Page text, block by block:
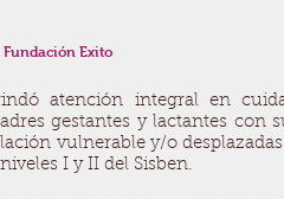
Fundación Exito
atención integral en
gestantes y lactantes con
vulnerable y/o
I y II del Sisben.